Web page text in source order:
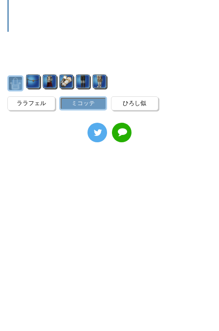
ララフェル ミコッテ ひろし似